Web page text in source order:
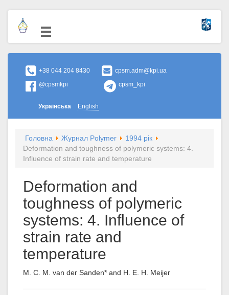
+38 044 204 8430
cpsm.adm@kpi.ua
@cpsmkpi
cpsm_kpi
Українська English
Головна Журнал Polymer
1994 рік
Deformation and toughness of polymeric systems: 4.
Influence of strain rate and temperature
Deformation and
toughness of polymeric
systems: 4. Influence of
strain rate and
temperature
M. C. M. van der Sanden* and H. E. H. Meijer